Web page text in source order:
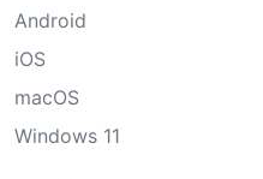
Android
iOS
macOS
Windows 11